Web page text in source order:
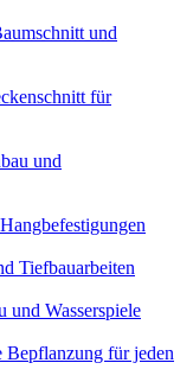
und
für
und
Tiefbauarbeiten
und Wasserspiele
Bepflanzung für jeden